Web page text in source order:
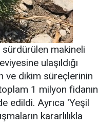
makineli
ulaşıldığı
ve dikim süreçlerinin
1 milyon fidanın
edildi. Ayrıca 'Yeşil
kararlılıkla